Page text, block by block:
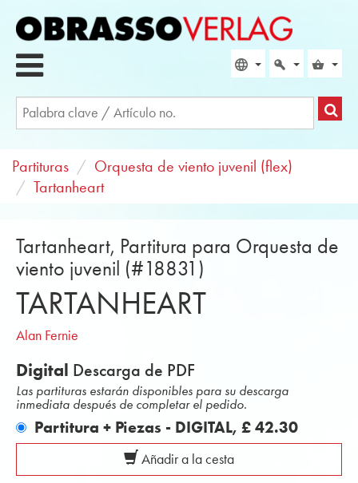
Partituras
Orquesta de viento juvenil (flex)
Tartanheart
Tartanheart, Partitura para Orquesta de
viento juvenil (#18831)
TARTANHEART
Alan Fernie
Digital Descarga de PDF
Las partituras estarán disponibles para su descarga
inmediata después de completar el pedido.
Partitura + Piezas - DIGITAL, £ 42.30
Añadir a la cesta